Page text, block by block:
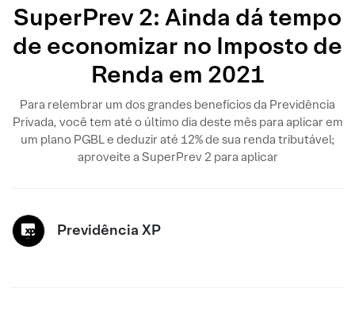
SuperPrev 2: Ainda dá tempo
de economizar no Imposto de
Renda em 2021
Para relembrar um dos grandes benefícios da Previdência
Privada, você tem até o último dia deste mês para aplicar em
um plano PGBL e deduzir até 12% de sua renda tributável;
aproveite a SuperPrev 2 para aplicar
Previdência XP